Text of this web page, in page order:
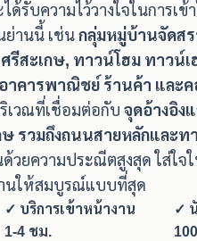
ด้รับความไว้วางใจในการเ
ย่านนี้ เช่นกลุ่มหมู่บ้านจัดสร
รีสะเกษ, ทาวน์โฮม ทาวน์
าคารพาณิชย์ ร้านค้า และ
เวณที่เชื่อมต่อกับ จุดอ้างอิง
ษ รวมถึงถนนสายหลักและ
ด้วยความประณีตสูงสุด ใส่ใจ
นให้สมบูรณ์แบบที่สุด
✓ บริการเข้าหน้างาน
1-4 ชม.
✓